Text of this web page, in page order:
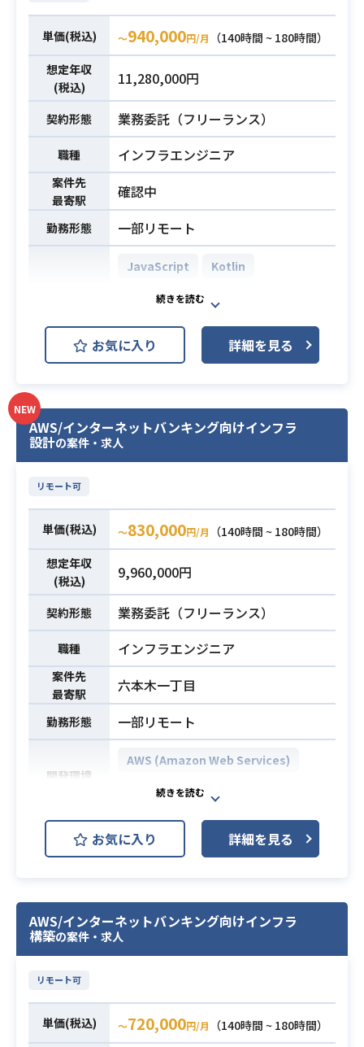
Figma
業務内容
幼児保育子育て向けサービスを展開
している事業会社において、
旧システムをGoなどのモダンな環境
へリプレイスするプロジェクトで
す。
AI支援を活用しながら、機能改善・
新規開発・技術的意思決定をリード
し、
プロダクトの価値向上を図っていた
【仕事内容】
下記の業務を担っていただく想定で
・AI支援を前提とした設計、実装、
テスト、デプロイ、運用の推進
思決定のリード（品質とスピードの
・横断的な技術課題（開発生産性、
キュリティ等）の整理・改善
・リードエンジニアや各チームへの
技術的な支援（必要に応じたハンズ
オン）
※詳細は面談時にお伝えします。
必須スキル
・テックリードとしての経験
・Goを用いた開発経験
・AWS（Lambda）に関する知識お
よび開発経験
報キャッチアップの姿勢
・サーバーサイドKotlin、Java等のJ
VM系言語での開発経験
・分散システムなどの基本的な知識
・既存システムの改善（段階的な刷
新、依存関係整理、リファクタリン
グ戦略など）の経験
・開発生産性を上げる取り組み（CI/
測性など）の推進経験
単価(税込) 〜940,000円/月
（140時間 ~ 180時間）
想定年収
(税込)
11,280,000円
契約形態 業務委託（フリーランス）
職種 インフラエンジニア
案件先
最寄駅
確認中
勤務形態 一部リモート
開発環境
JavaScript
Kotlin
TypeScript
Vue.js
AWS (Amazon Web Services)
長年運用されている求荷求車プラッ
トフォームのデータと顧客基盤を背
景に、
に携わっていただきます。
インフラの戦略策定から構築・改
善、ならびにバックエンド開発全般
まで幅広くご対応いただくポジショ
ンです。
【仕事内容】
下記の業務を担っていただく想定で
す。
・既存サービスにおけるクラウド基
盤
（AWS）のコード管理（Terrafor
m）や各種環境構築、パフォーマン
ス最適化、セキュリティ強化、コス
ト最適化作業
・新規サービス立ち上げに伴うバッ
クエンド領域の要件定義から設計、
実装、テスト、運用、ならびにリリ
の実行およびコードレビュー
e.js/React
お気に入り 詳細を見る
NEW
AWS/インターネットバンキング向けインフラ
設計の案件・求人
リモート可
単価(税込) 〜830,000円/月
（140時間 ~ 180時間）
想定年収
(税込)
9,960,000円
契約形態 業務委託（フリーランス）
職種 インフラエンジニア
案件先
最寄駅
六本木一丁目
勤務形態 一部リモート
開発環境
AWS (Amazon Web Services)
Linux
AWS/Terraformを用いたインターネ
ットバンキングシステムのクラウド
設計等を行なっていただきます。
具体的な業務内容としては以下を想
定しております。
P）
お気に入り 詳細を見る
AWS/インターネットバンキング向けインフラ
構築の案件・求人
リモート可
単価(税込) 〜720,000円/月
（140時間 ~ 180時間）